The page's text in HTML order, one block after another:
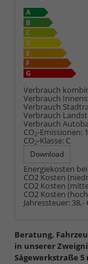
Verbrauch
Verbrauch
Verbrauch
Verbrauch
Verbrauch
CO2-Emissionen:
CO2-Klasse: C
Download
Energiekosten
CO2 Kosten
CO2 Kosten
CO2 Kosten
Jahressteuer: 38,-
Beratung,
in unserer
Sägewerkstraße 5